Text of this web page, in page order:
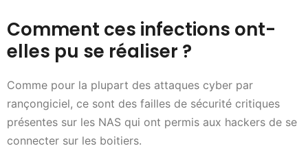
Comment ces infections ont-
elles pu se réaliser ?
Comme pour la plupart des attaques cyber par
rançongiciel, ce sont des failles de sécurité critiques
présentes sur les NAS qui ont permis aux hackers de se
connecter sur les boitiers.